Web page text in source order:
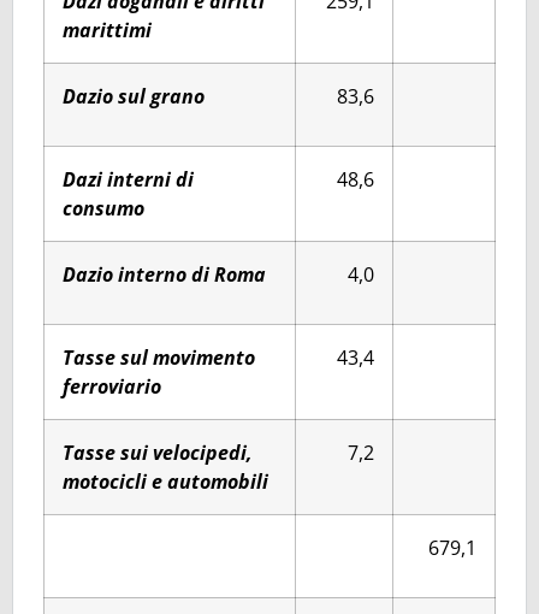
marittimi
Dazio sul grano 83,6
Dazi interni di
consumo
48,6
Dazio interno di Roma 4,0
Tasse sul movimento
ferroviario
43,4
Tasse sui velocipedi,
motocicli e automobili
7,2
679,1